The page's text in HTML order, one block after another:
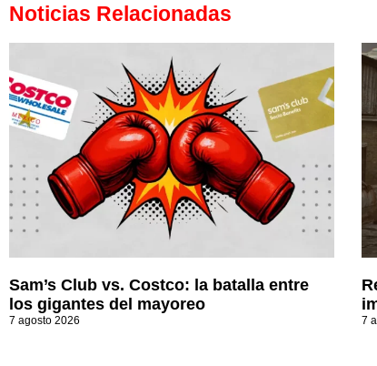
Noticias Relacionadas
Sam’s Club vs. Costco: la batalla entre
los gigantes del mayoreo
7 agosto 2026 7